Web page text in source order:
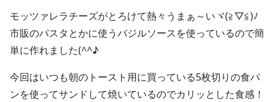
モッツァレラチーズがとろけて熱々うまぁ～いヾ(≧▽≦)ﾉ
市販のパスタとかに使うバジルソースを使っているので簡
単に作れました(^^♪
今回はいつも朝のトースト用に買っている5枚切りの食パ
ンを使ってサンドして焼いているのでカリッとした食感！